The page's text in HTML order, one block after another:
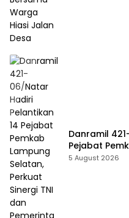
Danramil
Pejabat
Sinergi TNI
5 August 2026